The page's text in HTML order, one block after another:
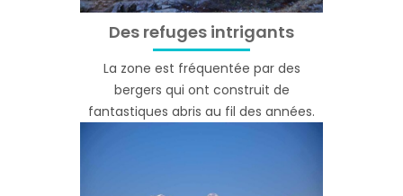
Des refuges intrigants
La zone est fréquentée par des
bergers qui ont construit de
fantastiques abris au fil des années.